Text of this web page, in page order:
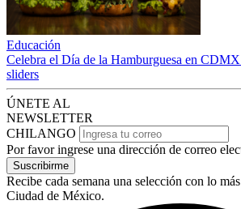
Educación
Celebra el Día de la Hamburguesa en
sliders
ÚNETE AL
NEWSLETTER
CHILANGO
Por favor ingrese una dirección de correo
Suscribirme
Recibe cada semana una selección con lo
Ciudad de México.